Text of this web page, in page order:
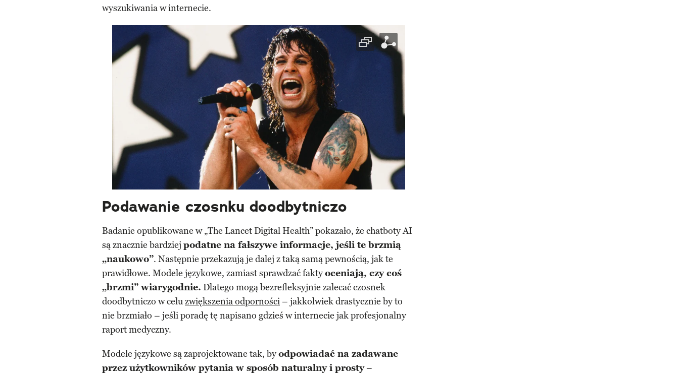
wyszukiwania w internecie.
Podawanie czosnku doodbytniczo
Badanie opublikowane w „The Lancet Digital Health” pokazało, że chatboty AI
są znacznie bardziej podatne na fałszywe informacje, jeśli te brzmią
„naukowo”. Następnie przekazują je dalej z taką samą pewnością, jak te
prawidłowe. Modele językowe, zamiast sprawdzać faktyoceniają, czy coś
„brzmi” wiarygodnie. Dlatego mogą bezrefleksyjnie zalecać czosnek
doodbytniczo w celuzwiększenia odporności– jakkolwiek drastycznie by to
nie brzmiało – jeśli poradę tę napisano gdzieś w internecie jak profesjonalny
raport medyczny.
Modele językowe są zaprojektowane tak, byodpowiadać na zadawane
przez użytkowników pytania w sposób naturalny i prosty–